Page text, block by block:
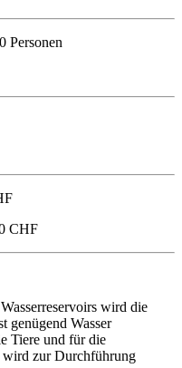
Personen
CHF
wird die
genügend Wasser
Tiere und für die
wird zur Durchführung